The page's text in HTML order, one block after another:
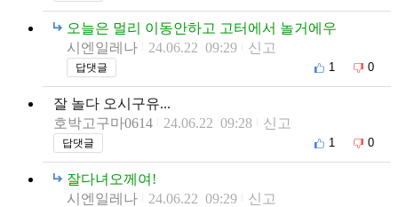
오늘은 멀리 이동안하고 고터에서 놀거에우
시엔일레나
24.06.22 09:29 신고
답댓글 1 0
잘 놀다 오시구유...
호박고구마0614
24.06.22 09:28 신고
답댓글 1 0
잘다녀오께여!
시엔일레나
24.06.22 09:29 신고